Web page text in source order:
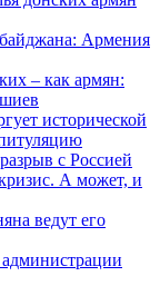
Армения
– как армян:
исторической
с Россией
А может, и
ведут его